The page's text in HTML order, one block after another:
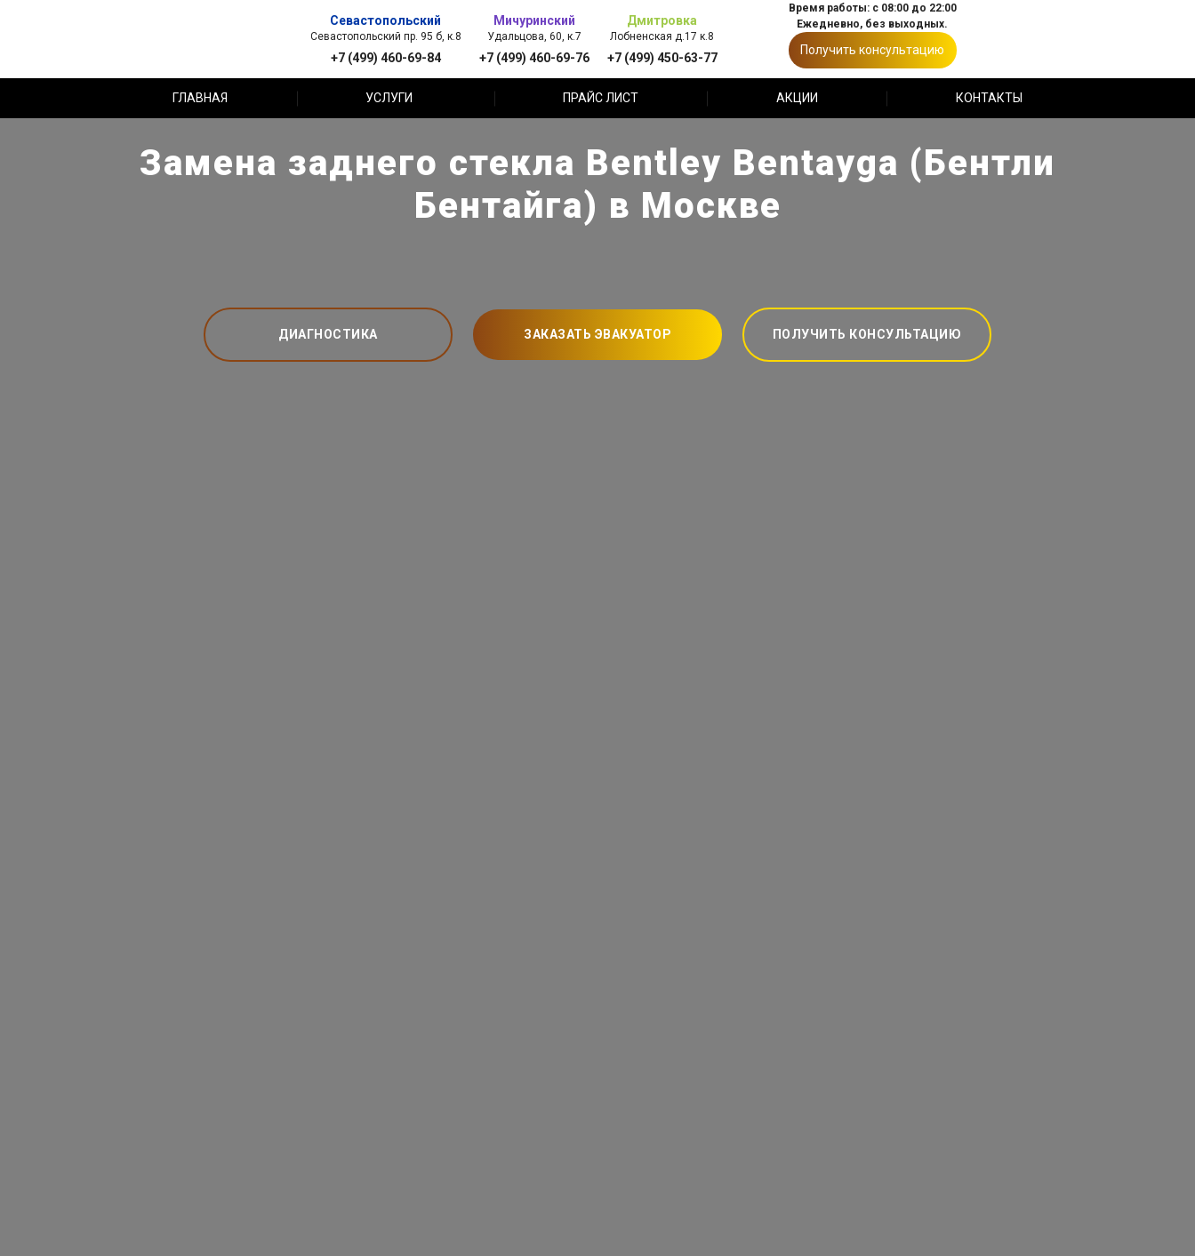
Севастопольский
Севастопольский пр. 95 б, к.8
+7 (499) 460-69-84
Мичуринский
Удальцова, 60, к.7
+7 (499) 460-69-76
Дмитровка
Лобненская д.17 к.8
+7 (499) 450-63-77
Время работы: с 08:00 до 22:00
Ежедневно, без выходных.
Получить консультацию
ГЛАВНАЯ УСЛУГИ ПРАЙС ЛИСТ АКЦИИ КОНТАКТЫ
Замена заднего стекла Bentley Bentayga (Бентли
Бентайга) в Москве
ДИАГНОСТИКА ЗАКАЗАТЬ ЭВАКУАТОР ПОЛУЧИТЬ КОНСУЛЬТАЦИЮ